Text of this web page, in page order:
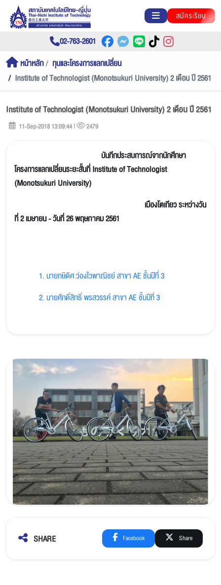
สมัครเรียน
02-763-2601
หน้าหลัก
ทุนและโครงการแลกเปลี่ยน
Institute of Technologist (Monotsukuri University) 2 เดือน ปี 2561
Institute of Technologist (Monotsukuri University) 2 เดือน ปี 2561
11-Sep-2018 13:09:44 | 2479
บันทึกประสบการณ์จากนักศึกษา
โครงการแลกเปลี่ยนระยะสั้นที่ Institute of Technologist
(Monotsukuri University)
เมืองโตเกียว ระหว่างวัน
ที่ 2 เมษายน - วันที่ 26 พฤษภาคม 2561
1. นายกษิดิศ ว่องไวพาณิชย์ สาขา AE ชั้นปีที่ 3
2. นายศักดิ์สิทธิ์ พรสวรรค์ สาขา AE ชั้นปีที่ 3
SHARE Facebook Share